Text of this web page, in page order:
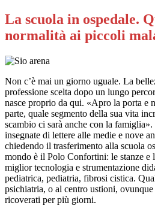
La scuola in ospedale.
normalità ai piccoli
Non c’è mai un giorno uguale. La
professione scelta dopo un lungo
nasce proprio da qui. «Apro la porta e
parte, quale segmento della sua vita
scambio ci sarà anche con la
insegnate di lettere alle medie e nove
chiedendo il trasferimento alla scuola
mondo è il Polo Confortini: le stanze e
miglior tecnologia e strumentazione
pediatrica, pediatria, fibrosi cistica.
psichiatria, o al centro ustioni,
ricoverati per più giorni.